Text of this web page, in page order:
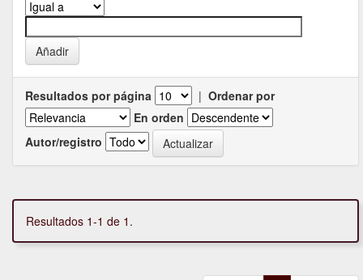
Resultados por página | Ordenar por
En orden
Autor/registro
Resultados 1-1 de 1.